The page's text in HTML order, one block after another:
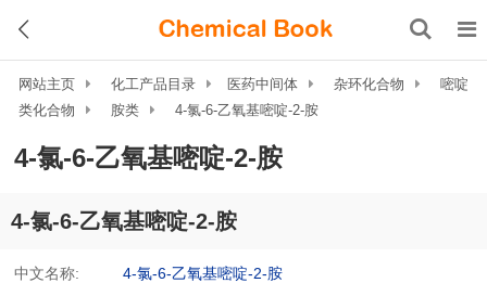
网站主页 化工产品目录 医药中间体 杂环化合物
嘧啶
类化合物
胺类 4-氯-6-乙氧基嘧啶-2-胺
4-氯-6-乙氧基嘧啶-2-胺
4-氯-6-乙氧基嘧啶-2-胺
中文名称:
4-氯-6-乙氧基嘧啶-2-胺